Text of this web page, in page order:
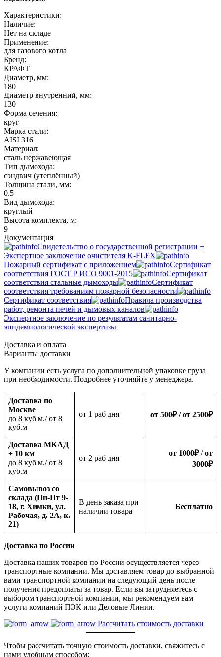
Характеристики:
Наличие:
Нет на складе
Применение:
для газового котла
Бренд:
КРАФТ
Диаметр, мм:
180
Диаметр внутренний, мм:
130
Форма сечения:
круг
Марка стали:
AISI 316
Материал:
сталь нержавеющая
Тип дымохода:
сэндвич (утеплённый)
Толщина стали, мм:
0.5
Вид дымохода:
круглый
Высота комплекта, м:
9
Документация
Свидетельство о государственной регистрации +
Экспертное заключение очистителя K-FLEX
Пожарный сертификат с приложением
Сертификат
соответствия ГОСТ Р ИСО 9001-2015
Сертификат
соответствия стальные дымоходы
Сертификат
соответствия требованиям пожарной безопасности
Сертификат соответствия
Правила производства
работ, ремонта печей и дымовых каналов
Экспертное заключение по результатам санитарно-
эпидемиологической экспертизы
Доставка и оплата
Варианты доставки
У компании есть услуга по дополнительной упаковке груза
при необходимости. Подробнее уточняйте у менеджера.
Доставка по
Москве
до 8 куб.м./ от 8
куб.м
oт 1 раб дня от 500₽/ от 2500₽
Доставка МКАД
+ 10 км
до 8 куб.м./ от 8
куб.м
oт 2 раб дня
от 1000₽/от
3000₽
Самовывоз со
склада (Пн-Пт 9-
18, г. Химки, ул.
Рабочая, д. 2А, к.
21)
В день заказа при
наличии товара
Бесплатно
Доставка по России
Доставка наших товаров по России осуществляется через
транспортные компании. Мы доставляем товар до выбранной
вами транспортной компании на следующий день после
получения предоплаты за товар. Если вы затрудняетесь с
выбором транспортной компании, мы рекомендуем вам
услуги компаний ПЭК или Деловые Линии.
Рассчитать стоимость доставки
Чтобы рассчитать точную стоимость доставки, свяжитесь с
нами удобным способом: